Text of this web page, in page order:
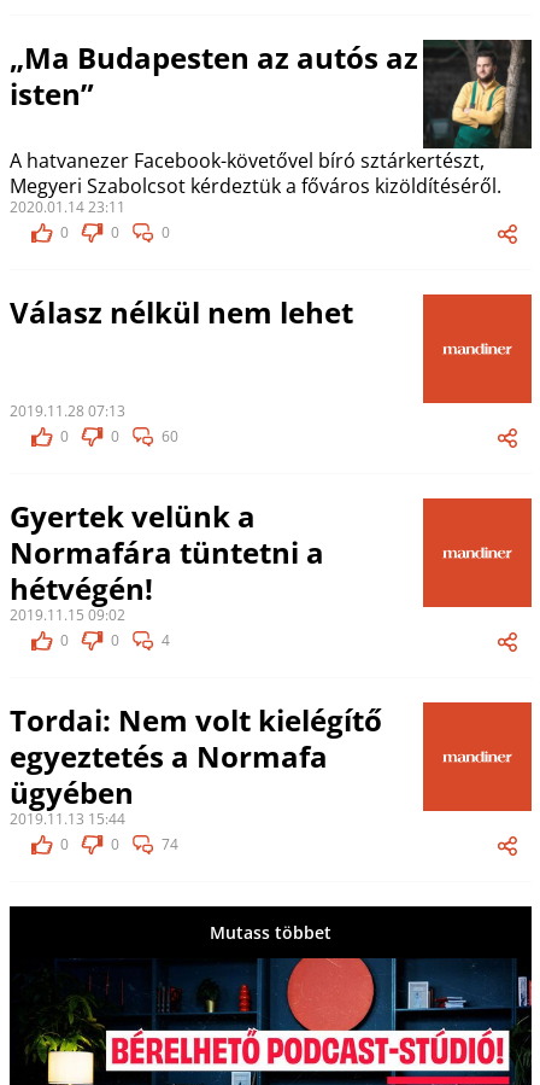
„Ma Budapesten az autós az
isten”
A hatvanezer Facebook-követővel bíró sztárkertészt,
Megyeri Szabolcsot kérdeztük a főváros kizöldítéséről.
2020.01.14 23:11
0
0 0
Válasz nélkül nem lehet
2019.11.28 07:13
0
0 60
Gyertek velünk a
Normafára tüntetni a
hétvégén!
2019.11.15 09:02
0
0 4
Tordai: Nem volt kielégítő
egyeztetés a Normafa
ügyében
2019.11.13 15:44
0
0 74
Mutass többet